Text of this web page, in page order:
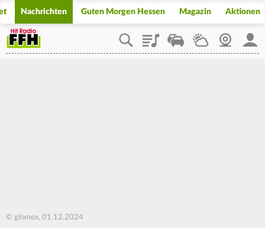
Nachrichten Guten Morgen Hessen Magazin Aktionen
PlaylistStaupilotWetterWebcam
© glomex, 01.12.2024